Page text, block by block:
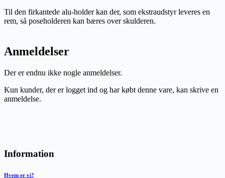
Til den firkantede alu-holder kan der, som ekstraudstyr leveres en
rem, så poseholderen kan bæres over skulderen.
Anmeldelser
Der er endnu ikke nogle anmeldelser.
Kun kunder, der er logget ind og har købt denne vare, kan skrive en
anmeldelse.
Information
Hvem er vi?